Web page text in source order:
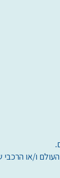
ו/או הרכבי